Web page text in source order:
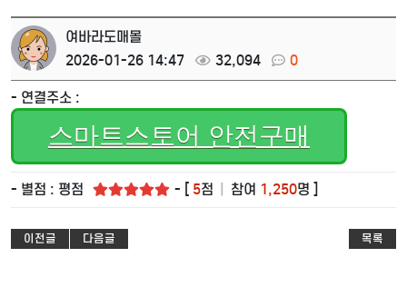
여바라도매몰
2026-01-26 14:47
32,094 0
- 연결주소 :
스마트스토어 안전구매
- 별점 : 평점 - [ 5점 참여 1,250명 ]
이전글 다음글 목록